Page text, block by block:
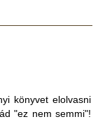
könyvet elolvasni
"ez nem semmi"!